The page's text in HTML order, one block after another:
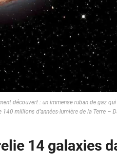
découvert : un immense ruban de gaz
140 millions d’années-lumière de la Terre –
14 galaxies